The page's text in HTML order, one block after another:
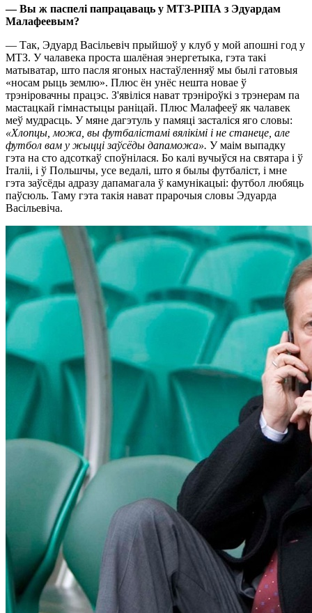
— Вы ж паспелі папрацаваць у МТЗ-РІПА з Эдуардам
Малафеевым?
— Так, Эдуард Васільевіч прыйшоў у клуб у мой апошні год у
МТЗ. У чалавека проста шалёная энергетыка, гэта такі
матыватар, што пасля ягоных настаўленняў мы былі гатовыя
«носам рыць землю». Плюс ён унёс нешта новае ў
трэніровачны працэс. З'явіліся нават трэніроўкі з трэнерам па
мастацкай гімнастыцы раніцай. Плюс Малафееў як чалавек
меў мудрасць. У мяне дагэтуль у памяці засталіся яго словы:
«Хлопцы, можа, вы футбалістамі вялікімі і не станеце, але
футбол вам у жыцці заўсёды дапаможа». У маім выпадку
гэта на сто адсоткаў споўнілася. Бо калі вучыўся на святара і ў
Італіі, і ў Польшчы, усе ведалі, што я былы футбаліст, і мне
гэта заўсёды адразу дапамагала ў камунікацыі: футбол любяць
паўсюль. Таму гэта такія нават прарочыя словы Эдуарда
Васільевіча.